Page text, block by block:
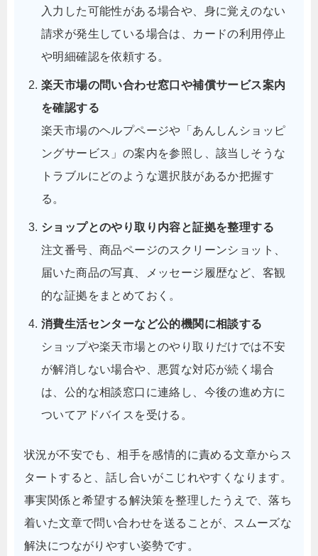
入力した可能性がある場合や、身に覚えのない
請求が発生している場合は、カードの利用停止
や明細確認を依頼する。
楽天市場の問い合わせ窓口や補償サービス案内
を確認する
楽天市場のヘルプページや「あんしんショッピ
ングサービス」の案内を参照し、該当しそうな
トラブルにどのような選択肢があるか把握す
る。
ショップとのやり取り内容と証拠を整理する
注文番号、商品ページのスクリーンショット、
届いた商品の写真、メッセージ履歴など、客観
的な証拠をまとめておく。
消費生活センターなど公的機関に相談する
ショップや楽天市場とのやり取りだけでは不安
が解消しない場合や、悪質な対応が続く場合
は、公的な相談窓口に連絡し、今後の進め方に
ついてアドバイスを受ける。
状況が不安でも、相手を感情的に責める文章からス
タートすると、話し合いがこじれやすくなります。
事実関係と希望する解決策を整理したうえで、落ち
着いた文章で問い合わせを送ることが、スムーズな
解決につながりやすい姿勢です。